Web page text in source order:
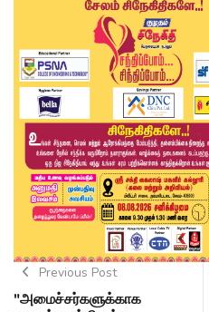
Previous Post
"அமைச்சர்களுக்காக